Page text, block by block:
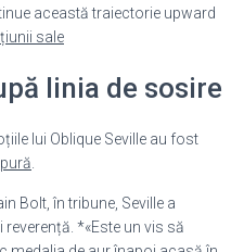
această traiectorie upward
sale
linia de sosire
lui Oblique Seville au fost
Bolt, în tribune, Seville a
*«Este un vis să